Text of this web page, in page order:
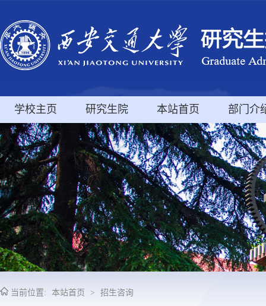
学校主页 研究生院 本站首页 部门介
当前位置: 本站首页 > 招生咨询